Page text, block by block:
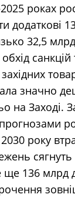
роках
додаткові
32,5
санкцій
значно
на Заході.
2030 року
сягнуть
136 млрд